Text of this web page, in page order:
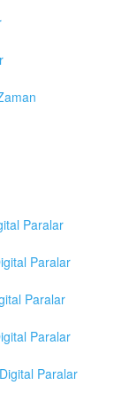
Paralar
Paralar
Paralar
Paralar
Paralar